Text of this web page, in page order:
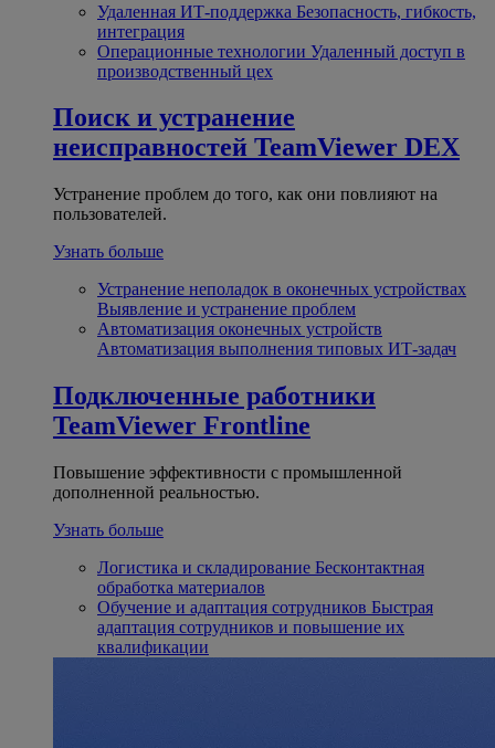
Удаленная ИТ-поддержка Безопасность, гибкость,
интеграция
Операционные технологии Удаленный доступ в
производственный цех
Поиск и устранение
неисправностей TeamViewer DEX
Устранение проблем до того, как они повлияют на
пользователей.
Узнать больше
Устранение неполадок в оконечных устройствах
Выявление и устранение проблем
Автоматизация оконечных устройств
Автоматизация выполнения типовых ИТ-задач
Подключенные работники
TeamViewer Frontline
Повышение эффективности с промышленной
дополненной реальностью.
Узнать больше
Логистика и складирование Бесконтактная
обработка материалов
Обучение и адаптация сотрудников Быстрая
адаптация сотрудников и повышение их
квалификации